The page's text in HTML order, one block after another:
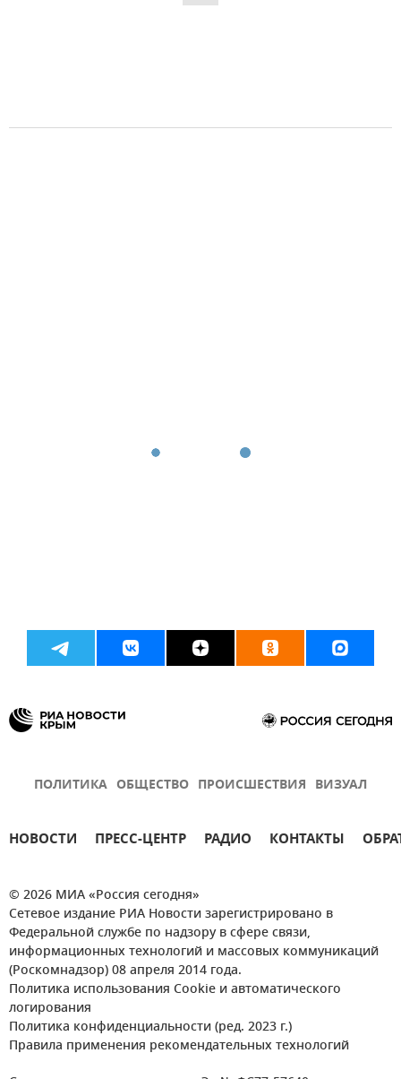
ПОЛИТИКА ОБЩЕСТВО ПРОИСШЕСТВИЯ ВИЗУАЛ
НОВОСТИ ПРЕСС-ЦЕНТР РАДИО КОНТАКТЫ
© 2026 МИА «Россия сегодня»
Сетевое издание РИА Новости зарегистрировано в
Федеральной службе по надзору в сфере связи,
информационных технологий и массовых коммуникаций
(Роскомнадзор) 08 апреля 2014 года.
Политика использования Cookie и автоматического
логирования
Политика конфиденциальности (ред. 2023 г.)
Правила применения рекомендательных технологий